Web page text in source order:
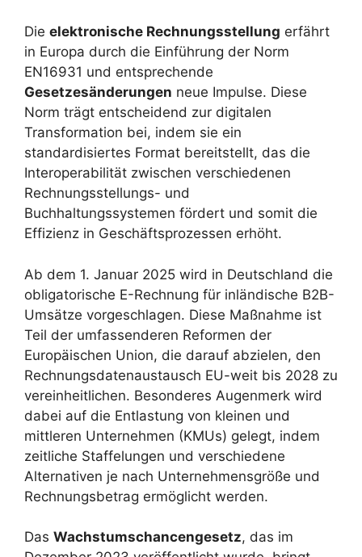
Die elektronische Rechnungsstellung erfährt
in Europa durch die Einführung der Norm
EN16931 und entsprechende
Gesetzesänderungen neue Impulse. Diese
Norm trägt entscheidend zur digitalen
Transformation bei, indem sie ein
standardisiertes Format bereitstellt, das die
Interoperabilität zwischen verschiedenen
Rechnungsstellungs- und
Buchhaltungssystemen fördert und somit die
Effizienz in Geschäftsprozessen erhöht.
Ab dem 1. Januar 2025 wird in Deutschland die
obligatorische E-Rechnung für inländische B2B-
Umsätze vorgeschlagen. Diese Maßnahme ist
Teil der umfassenderen Reformen der
Europäischen Union, die darauf abzielen, den
Rechnungsdatenaustausch EU-weit bis 2028 zu
vereinheitlichen. Besonderes Augenmerk wird
dabei auf die Entlastung von kleinen und
mittleren Unternehmen (KMUs) gelegt, indem
zeitliche Staffelungen und verschiedene
Alternativen je nach Unternehmensgröße und
Rechnungsbetrag ermöglicht werden.
Das Wachstumschancengesetz, das im